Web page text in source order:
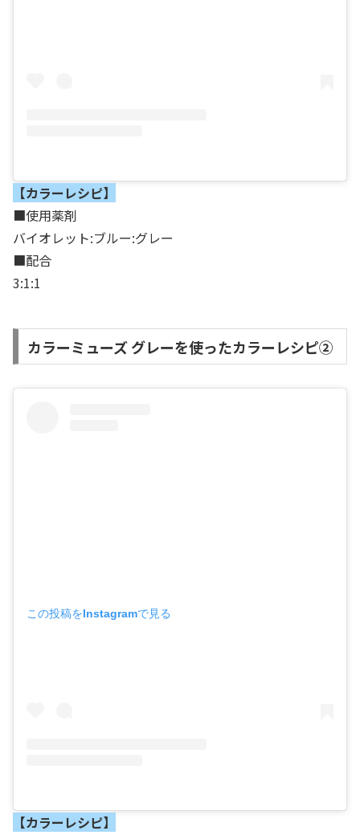
【カラーレシピ】
■使用薬剤
バイオレット:ブルー:グレー
■配合
3:1:1
カラーミューズ グレーを使ったカラーレシピ②
この投稿をInstagramで見る
【カラーレシピ】